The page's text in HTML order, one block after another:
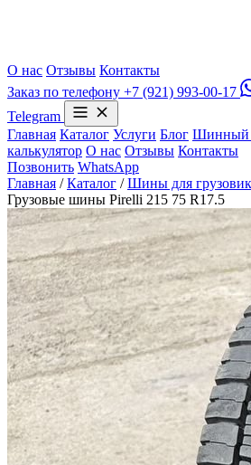
О нас Отзывы Контакты
Заказ по телефону +7 (921) 993-00-17
Telegram
Главная Каталог Услуги Блог Шинный
калькулятор О нас Отзывы Контакты
Позвонить WhatsApp
Главная / Каталог / Шины для
Грузовые шины Pirelli 215 75 R17.5